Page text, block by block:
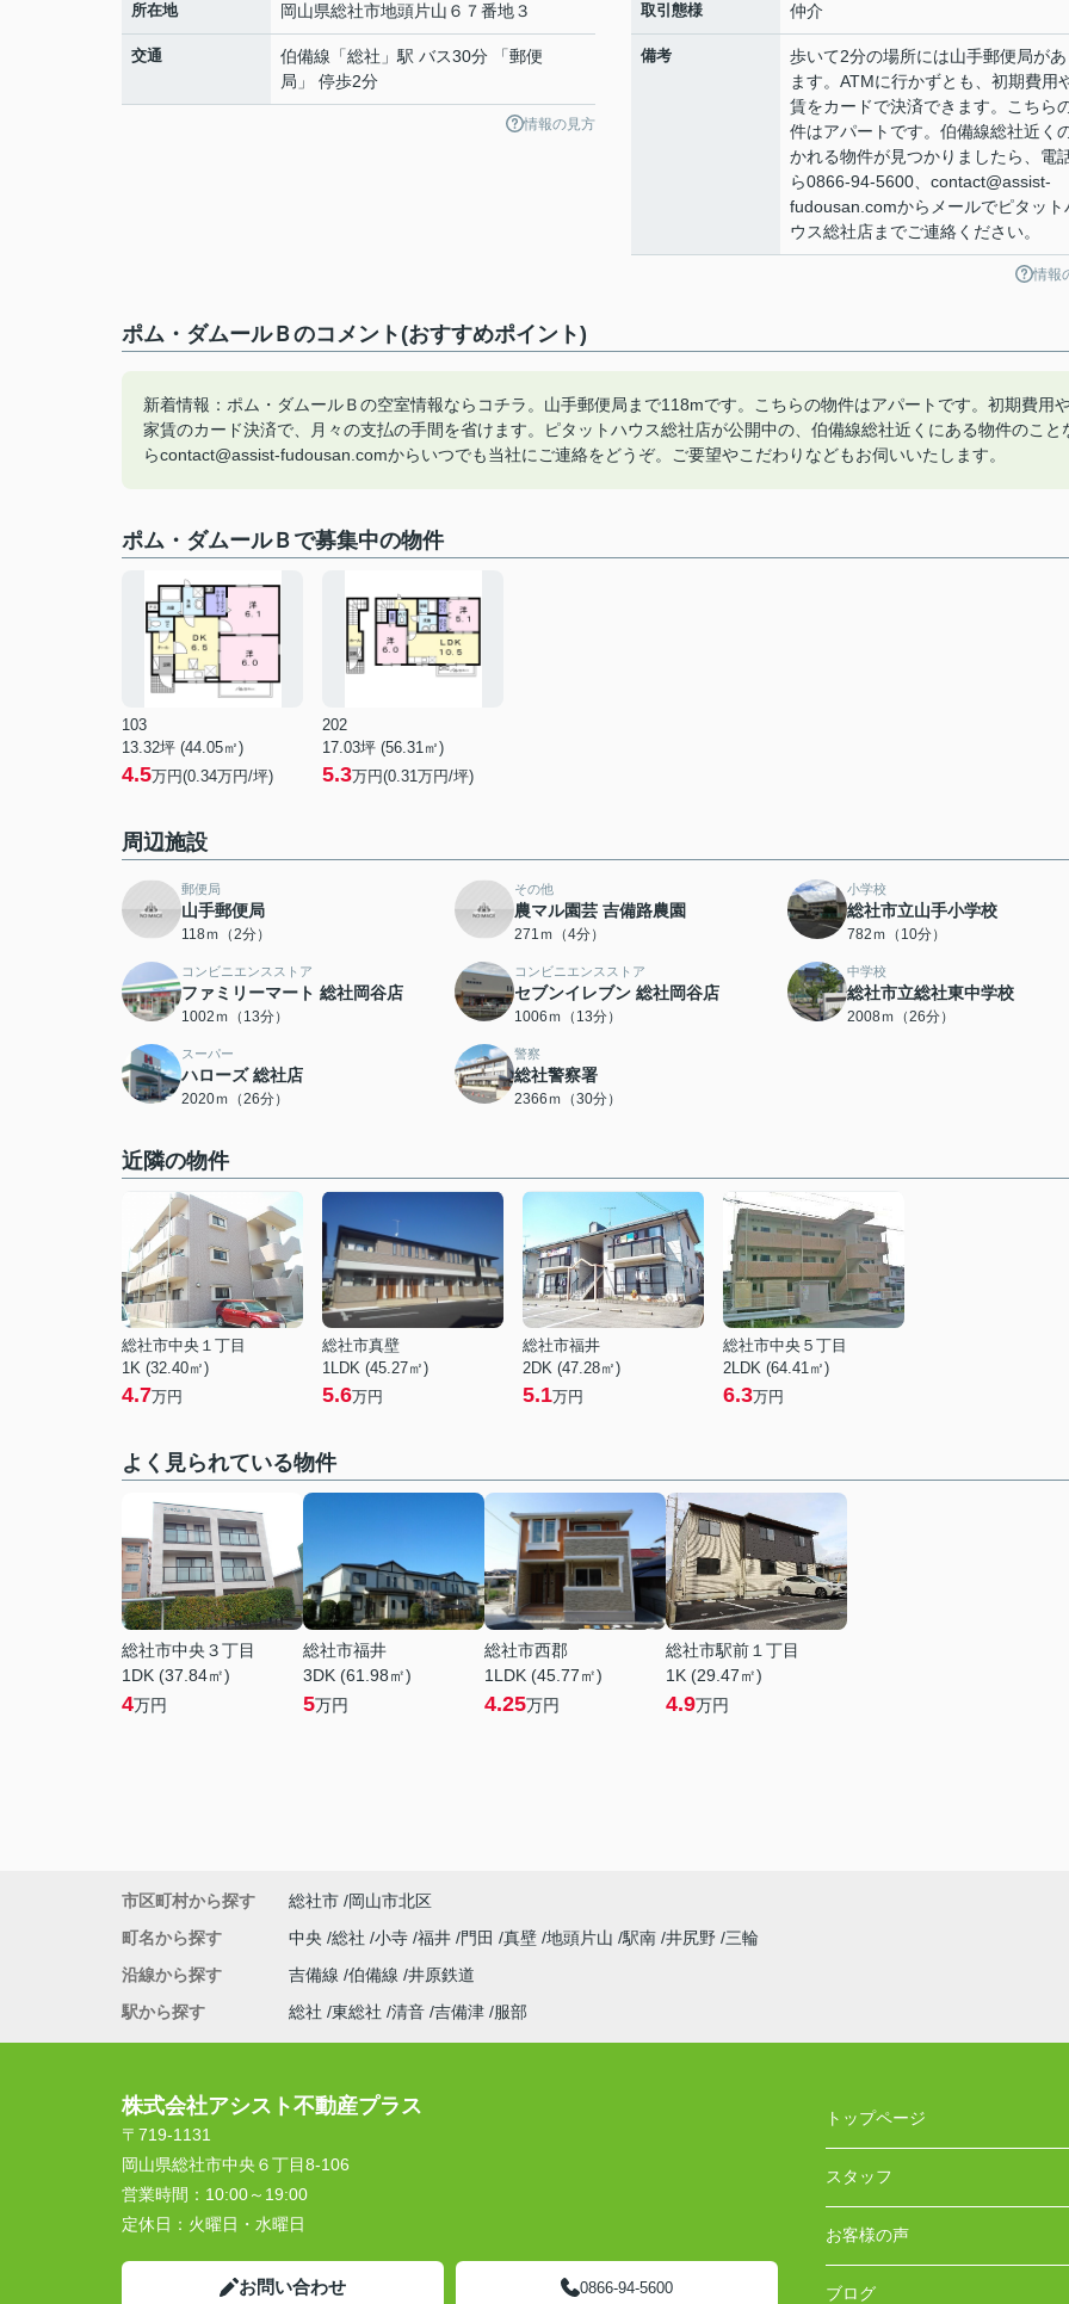
所在地 岡山県総社市地頭片山 ６７番地３
交通 伯備線 「総社 」駅 バス30分 「郵便
局」 停歩2分
情報の見方
取引態様 仲介
備考
歩いて2分の場所には山手郵便局があ
ます。ATMに行かずとも、初期費用
賃をカードで決済できます。こちら
件はアパートです。伯備線総社近く
かれる物件が見つかりましたら、電
ら0866-94-5600、contact@assist-
fudousan.comからメールでピタット
ウス総社店までご連絡ください。
情報
ポム・ダムールＢのコメント(おすすめポイント)
新着情報：ポム・ダムールＢの空室情報ならコチラ。山手郵便局まで118mです。こちらの物件はアパートです。初期費用
家賃のカード決済で、月々の支払の手間を省けます。ピタットハウス総社店が公開中の、伯備線総社近くにある物件のこと
らcontact@assist-fudousan.comからいつでも当社にご連絡をどうぞ。ご要望やこだわりなどもお伺いいたします。
ポム・ダムールＢで募集中の物件
103
13.32坪 (44.05㎡)
4.5万円(0.34万円/坪)
202
17.03坪 (56.31㎡)
5.3万円(0.31万円/坪)
周辺施設
郵便局
山手郵便局
118ｍ（2分）
その他
農マル園芸 吉備路農園
271ｍ（4分）
小学校
総社市立山手小学校
782ｍ（10分）
コンビニエンスストア
ファミリーマート 総社岡谷店
1002ｍ（13分）
コンビニエンスストア
セブンイレブン 総社岡谷店
1006ｍ（13分）
中学校
総社市立総社東中学校
2008ｍ（26分）
スーパー
ハローズ 総社店
2020ｍ（26分）
警察
総社警察署
2366ｍ（30分）
近隣の物件
総社市中央１丁目
1K (32.40㎡)
4.7万円
総社市真壁
1LDK (45.27㎡)
5.6万円
総社市福井
2DK (47.28㎡)
5.1万円
総社市中央５丁目
2LDK (64.41㎡)
6.3万円
よく見られている物件
総社市中央３丁目
1DK (37.84㎡)
4万円
総社市福井
3DK (61.98㎡)
5万円
総社市西郡
1LDK (45.77㎡)
4.25万円
総社市駅前１丁目
1K (29.47㎡)
4.9万円
市区町村から探す 総社市
岡山市北区
町名から探す
中央 総社 小寺 福井 門田 真壁 地頭片山 駅南 井尻野
三輪
沿線から探す
吉備線 伯備線 井原鉄道
駅から探す
総社 東総社 清音 吉備津 服部
株式会社アシスト不動産プラス
〒719-1131
岡山県総社市中央６丁目8-106
営業時間： 10:00～19:00
定休日： 火曜日・水曜日
お問い合わせ 0866-94-5600
トップページ
スタッフ
お客様の声
ブログ